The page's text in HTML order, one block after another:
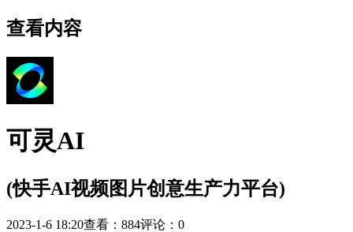
查看内容
可灵AI
(快手AI视频图片创意生产力平台)
2023-1-6 18:20查看：884评论：0